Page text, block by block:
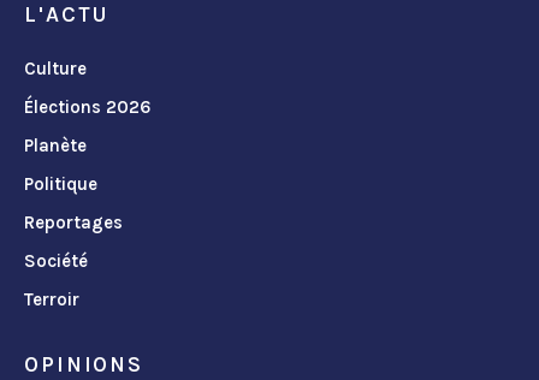
L'ACTU
Culture
Élections 2026
Planète
Politique
Reportages
Société
Terroir
OPINIONS